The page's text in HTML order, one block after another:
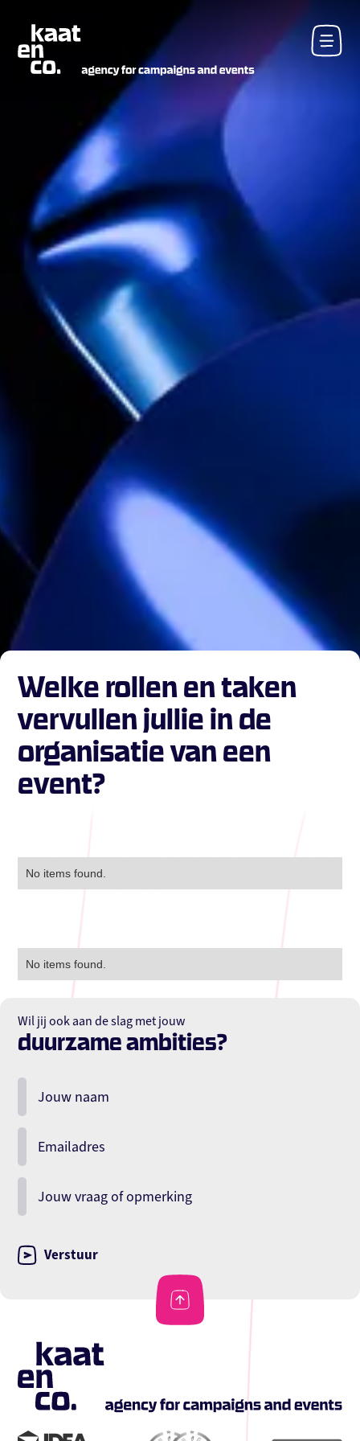
Welke rollen en taken
vervullen jullie in de
organisatie van een
event?
No items found.
No items found.
Wil jij ook aan de slag met jouw
duurzame ambities?
Jouw naam
Emailadres
Jouw vraag of opmerking